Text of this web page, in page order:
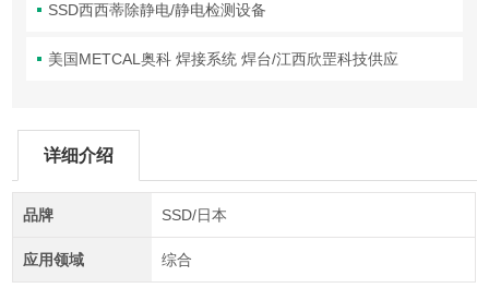
SSD西西蒂除静电/静电检测设备
美国METCAL奥科 焊接系统 焊台/江西欣罡科技供应
详细介绍
品牌 SSD/日本
应用领域 综合